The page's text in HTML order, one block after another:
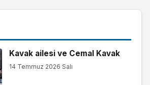
Kavak ailesi ve Cemal Kavak
14 Temmuz 2026 Salı